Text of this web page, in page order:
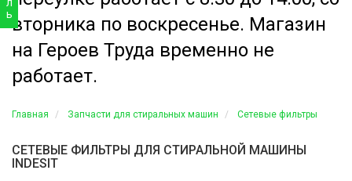
вторника по воскресенье. Магазин
на Героев Труда временно не
работает.
Главная Запчасти для стиральных машин Сетевые фильтры
СЕТЕВЫЕ ФИЛЬТРЫ ДЛЯ СТИРАЛЬНОЙ МАШИНЫ
INDESIT
ь